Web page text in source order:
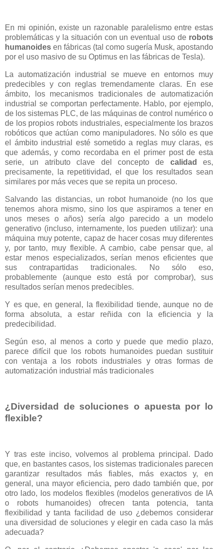
En mi opinión, existe un razonable paralelismo entre estas
problemáticas y la situación con un eventual uso de robots
humanoides en fábricas (tal como sugería Musk, apostando
por el uso masivo de su Optimus en las fábricas de Tesla).
La automatización industrial se mueve en entornos muy
predecibles y con reglas tremendamente claras. En ese
ámbito, los mecanismos tradicionales de automatización
industrial se comportan perfectamente. Hablo, por ejemplo,
de los sistemas PLC, de las máquinas de control numérico o
de los propios robots industriales, especialmente los brazos
robóticos que actúan como manipuladores. No sólo es que
el ámbito industrial esté sometido a reglas muy claras, es
que además, y como recordaba en el primer post de esta
serie, un atributo clave del concepto de calidad
es,
precisamente, la repetitividad, el que los resultados sean
similares por más veces que se repita un proceso.
Salvando las distancias, un robot humanoide (no los que
tenemos ahora mismo, sino los que aspiramos a tener en
unos meses o años) sería algo parecido a un modelo
generativo (incluso, internamente, los pueden utilizar): una
máquina muy potente, capaz de hacer cosas muy diferentes
y, por tanto, muy flexible. A cambio, cabe pensar que, al
estar menos especializados, serían menos eficientes que
sus contrapartidas tradicionales. No sólo eso,
probablemente (aunque esto está por comprobar), sus
resultados serían menos predecibles.
Y es que, en general, la flexibilidad tiende, aunque no de
forma absoluta, a estar reñida con la eficiencia y la
predecibilidad.
Según eso, al menos a corto y puede que medio plazo,
parece difícil que los robots humanoides puedan sustituir
con ventaja a los robots industriales y otras formas de
automatización industrial más tradicionales
¿Diversidad de soluciones o apuesta por lo
flexible?
Y tras este inciso, volvemos al problema principal. Dado
que, en bastantes casos, los sistemas tradicionales parecen
garantizar resultados más fiables, más exactos y, en
general, una mayor eficiencia, pero dado también que, por
otro lado, los modelos flexibles (modelos generativos de IA
o robots humanoides) ofrecen tanta potencia, tanta
flexibilidad y tanta facilidad de uso ¿debemos considerar
una diversidad de soluciones y elegir en cada caso la más
adecuada?